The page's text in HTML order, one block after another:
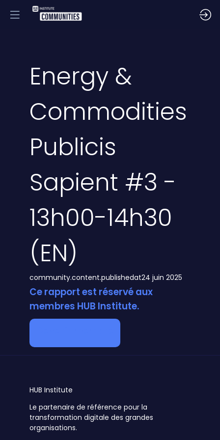
Energy &
Commodities
Publicis
Sapient #3 -
13h00-14h30
(EN)
community.content.publishedat24 juin 2025
Ce rapport est réservé aux
membres HUB Institute.
HUB Institute
Le partenaire de référence pour la
transformation digitale des grandes
organisations.